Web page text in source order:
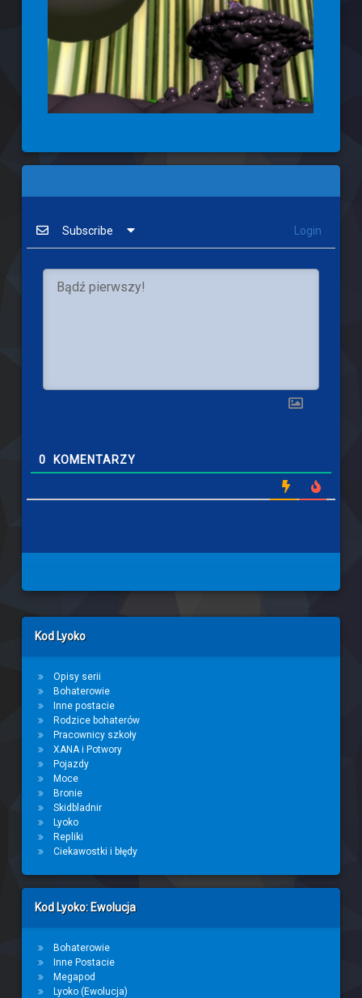
Subscribe Login
0 KOMENTARZY
Left Sidebar
Kod Lyoko
Opisy serii
Bohaterowie
Inne postacie
Rodzice bohaterów
Pracownicy szkoły
XANA i Potwory
Pojazdy
Moce
Bronie
Skidbladnir
Lyoko
Repliki
Ciekawostki i błędy
Kod Lyoko: Ewolucja
Bohaterowie
Inne Postacie
Megapod
Lyoko (Ewolucja)